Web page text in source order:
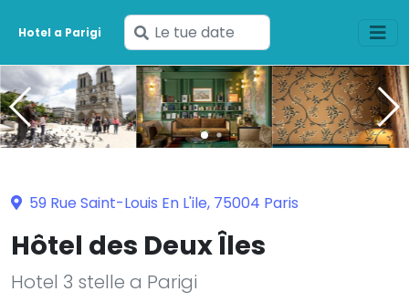
Hotel a Parigi
Inserisci
le
tue
date
59 Rue Saint-Louis En L'ile, 75004 Paris
Hôtel des Deux Îles
Hotel 3 stelle a Parigi